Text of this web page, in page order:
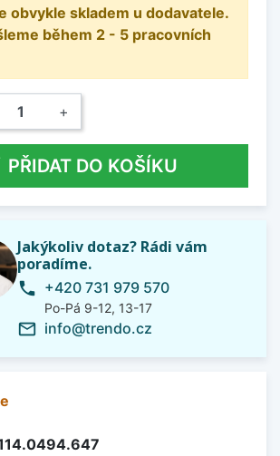
obvykle skladem u dodavatele.
během 2 - 5 pracovních
+
PŘIDAT DO KOŠÍKU
Jakýkoliv dotaz? Rádi vám
poradíme.
phone +420 731 979 570
Po-Pá 9-12, 13-17
mail_outline info@trendo.cz